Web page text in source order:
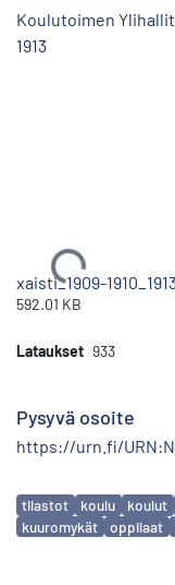
Koulutoimen
1913
Ladataan...
xaisti_1909-
592.01 KB
Lataukset 933
Pysyvä osoite
https://urn.fi/
Avainsanat
tilastot koulu koulut
kuuromykät
oppilaat